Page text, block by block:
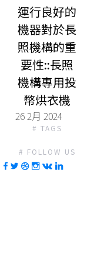
運行良好的
機器對於長
照機構的重
要性::長照
機構專用投
幣烘衣機
26 2月 2024
# TAGS
# FOLLOW US